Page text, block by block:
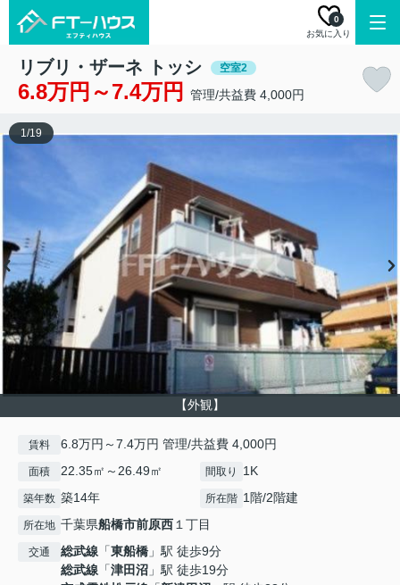
お気に入り
0
リブリ・ザーネ トッシ 空室2
6.8万円～7.4万円 管理/共益費 4,000円
【外観】
1/19
賃料 6.8万円～7.4万円 管理/共益費 4,000円
面積 22.35㎡～26.49㎡ 間取り 1K
築年数 築14年 所在階 1階/2階建
所在地 千葉県船橋市前原西１丁目
交通 総武線 「東船橋 」駅 徒歩9分
総武線 「津田沼 」駅 徒歩19分